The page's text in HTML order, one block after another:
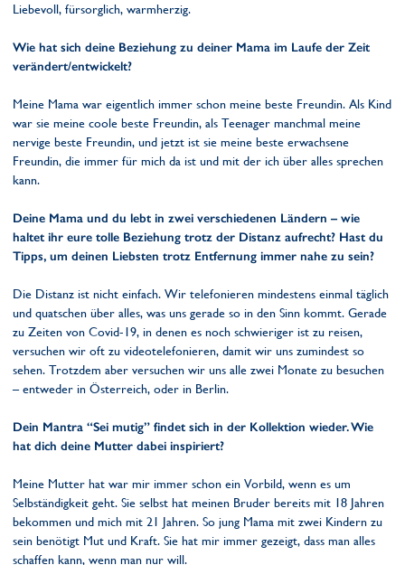
Liebevoll, fürsorglich, warmherzig.
Wie hat sich deine Beziehung zu deiner Mama im Laufe der Zeit
verändert/entwickelt?
Meine Mama war eigentlich immer schon meine beste Freundin. Als Kind
war sie meine coole beste Freundin, als Teenager manchmal meine
nervige beste Freundin, und jetzt ist sie meine beste erwachsene
Freundin, die immer für mich da ist und mit der ich über alles sprechen
kann.
Deine Mama und du lebt in zwei verschiedenen Ländern – wie
haltet ihr eure tolle Beziehung trotz der Distanz aufrecht? Hast du
Tipps, um deinen Liebsten trotz Entfernung immer nahe zu sein?
Die Distanz ist nicht einfach. Wir telefonieren mindestens einmal täglich
und quatschen über alles, was uns gerade so in den Sinn kommt. Gerade
zu Zeiten von Covid-19, in denen es noch schwieriger ist zu reisen,
versuchen wir oft zu videotelefonieren, damit wir uns zumindest so
sehen. Trotzdem aber versuchen wir uns alle zwei Monate zu besuchen
– entweder in Österreich, oder in Berlin.
Dein Mantra “Sei mutig” findet sich in der Kollektion wieder. Wie
hat dich deine Mutter dabei inspiriert?
Meine Mutter hat war mir immer schon ein Vorbild, wenn es um
Selbständigkeit geht. Sie selbst hat meinen Bruder bereits mit 18 Jahren
bekommen und mich mit 21 Jahren. So jung Mama mit zwei Kindern zu
sein benötigt Mut und Kraft. Sie hat mir immer gezeigt, dass man alles
schaffen kann, wenn man nur will.